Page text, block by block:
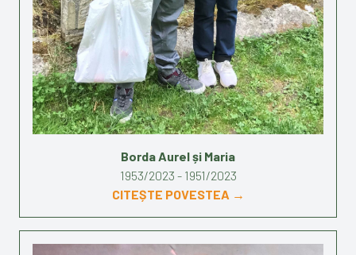
Borda Aurel și Maria
1953/2023 - 1951/2023
CITEȘTE POVESTEA →